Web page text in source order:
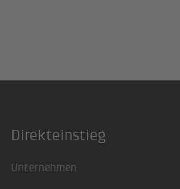
Footer
Direkteinstieg
Unternehmen